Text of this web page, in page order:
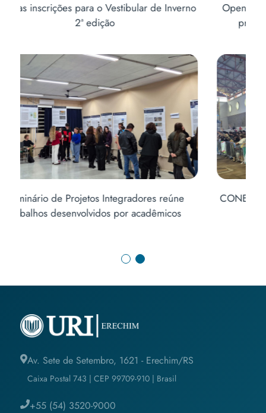
Open Innovation X encerra quinta edição com
premiação e apresentação de projetos
CONECTA URI mobiliza centenas de alunos de
escolas da região
Av. Sete de Setembro, 1621 - Erechim/RS
Caixa Postal 743 | CEP 99709-910 | Brasil
+55 (54) 3520-9000